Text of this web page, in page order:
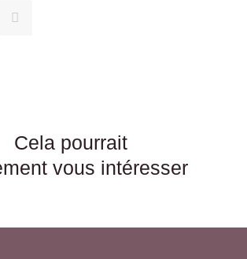
Cela pourrait
vous intéresser